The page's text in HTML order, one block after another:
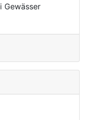
Gewässer